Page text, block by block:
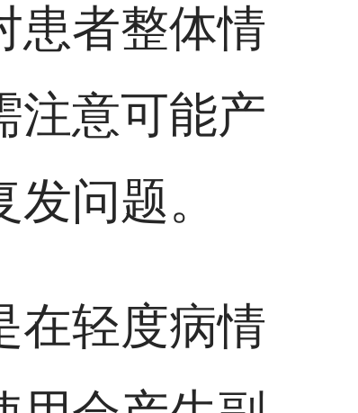
患者整体情
注意可能产
问题。
在轻度病情